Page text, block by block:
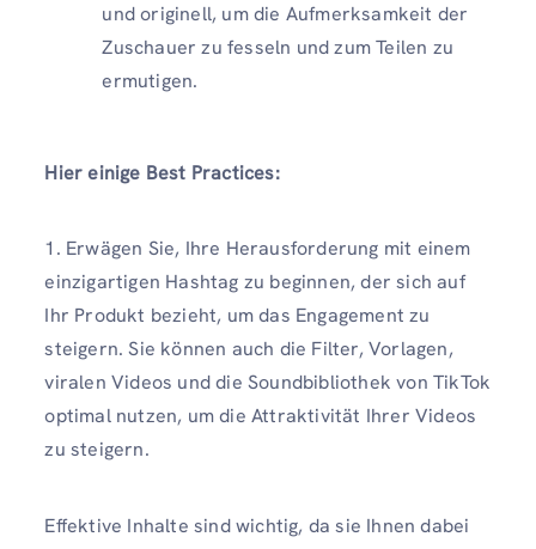
und originell, um die Aufmerksamkeit der
Zuschauer zu fesseln und zum Teilen zu
ermutigen.
Hier einige Best Practices:
1. Erwägen Sie, Ihre Herausforderung mit einem
einzigartigen Hashtag zu beginnen, der sich auf
Ihr Produkt bezieht, um das Engagement zu
steigern. Sie können auch die Filter, Vorlagen,
viralen Videos und die Soundbibliothek von TikTok
optimal nutzen, um die Attraktivität Ihrer Videos
zu steigern.
Effektive Inhalte sind wichtig, da sie Ihnen dabei